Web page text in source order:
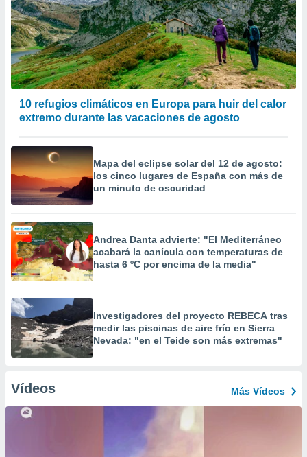
10 refugios climáticos en Europa para huir del calor
extremo durante las vacaciones de agosto
Mapa del eclipse solar del 12 de agosto:
los cinco lugares de España con más de
un minuto de oscuridad
Andrea Danta advierte: "El Mediterráneo
acabará la canícula con temperaturas de
hasta 6 ºC por encima de la media"
Investigadores del proyecto REBECA tras
medir las piscinas de aire frío en Sierra
Nevada: "en el Teide son más extremas"
Vídeos Más Vídeos